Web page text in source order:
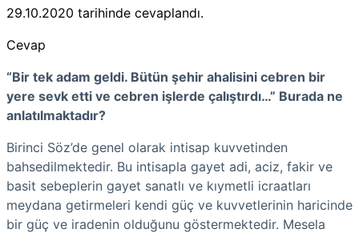
29.10.2020 tarihinde cevaplandı.
Cevap
“Bir tek adam geldi. Bütün şehir ahalisini cebren bir
yere sevk etti ve cebren işlerde çalıştırdı…” Burada ne
anlatılmaktadır?
Birinci Söz’de genel olarak intisap kuvvetinden
bahsedilmektedir. Bu intisapla gayet adi, aciz, fakir ve
basit sebeplerin gayet sanatlı ve kıymetli icraatları
meydana getirmeleri kendi güç ve kuvvetlerinin haricinde
bir güç ve iradenin olduğunu göstermektedir. Mesela